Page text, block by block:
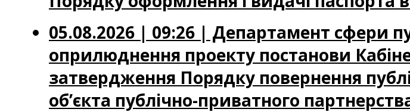
05.08.2026 | 09:26 | Департамент сфери
оприлюднення проекту постанови
затвердження Порядку повернення
об’єкта публічно-приватного